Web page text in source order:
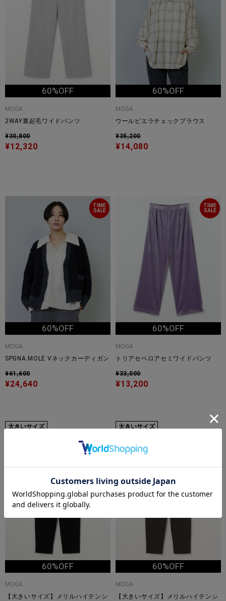
60%OFF
MOGA
2WAY裏起毛ワイドパンツ
¥30,800
¥12,320
60%OFF
MOGA
ウールビエラチェックブラウス
¥35,200
¥14,080
TIME
SALE
60%OFF
MOGA
SPGNA MOLE Vネックカーディガン
¥61,600
¥24,640
TIME
SALE
60%OFF
MOGA
トリアセベロアセミワイドパンツ
¥33,000
¥13,200
大きいサイズ
SALE
60%OFF
MOGA
【大きいサイズ】メリルハイテンシ
大きいサイズ
60%OFF
MOGA
【大きいサイズ】メリルハイテンシ